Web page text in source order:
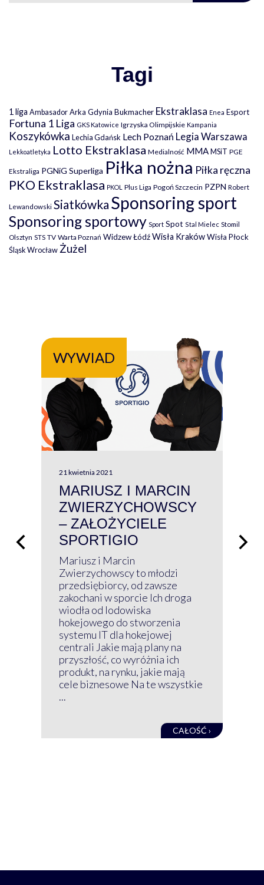
Tagi
1 liga Ambasador Arka Gdynia Bukmacher Ekstraklasa Enea Esport
Fortuna 1 Liga GKS Katowice Igrzyska Olimpijskie Kampania
Koszykówka Lechia Gdańsk Lech Poznań Legia Warszawa
Lekkoatletyka Lotto Ekstraklasa Medialność MMAMSiT PGE
Ekstraliga PGNiG Superliga Piłka nożna Piłka ręczna
PKO Ekstraklasa PKOL Plus Liga Pogoń Szczecin PZPN Robert
Lewandowski Siatkówka Sponsoring sport
Sponsoring sportowy Sport Spot Stal Mielec Stomil
Olsztyn STS TV Warta Poznań Widzew ŁódźWisła KrakówWisła Płock
Śląsk Wrocław Żużel
WYWIAD
21 kwietnia 2021
MARIUSZ I MARCIN
ZWIERZYCHOWSCY
– ZAŁOŻYCIELE
SPORTIGIO
Mariusz i Marcin
Zwierzychowscy to młodzi
przedsiębiorcy, od zawsze
zakochani w sporcie Ich droga
wiodła od lodowiska
hokejowego do stworzenia
systemu IT dla hokejowej
centrali Jakie mają plany na
przyszłość, co wyróżnia ich
produkt, na rynku, jakie mają
cele biznesowe Na te wszystkie
...
CAŁOŚĆ ›